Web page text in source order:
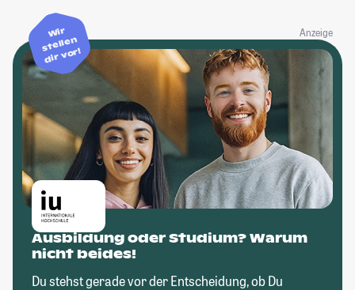
Anzeige
Wir
stellen
dir vor!
Ausbildung oder Studium? Warum
nicht beides!
Du stehst gerade vor der Entscheidung, ob Du